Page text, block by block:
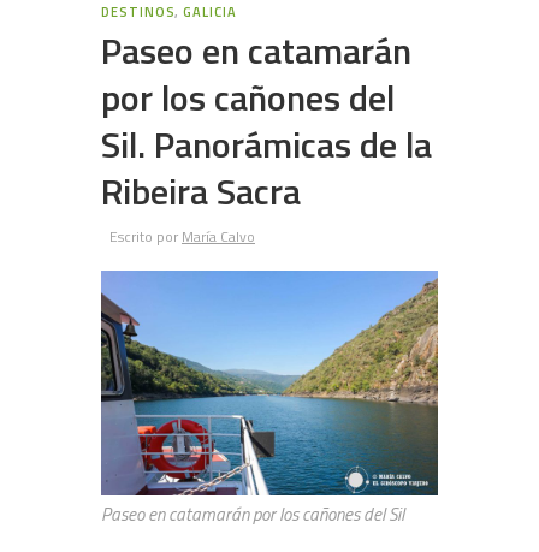
DESTINOS,GALICIA
Paseo en catamarán
por los cañones del
Sil. Panorámicas de la
Ribeira Sacra
Escrito por María Calvo
Paseo en catamarán por los cañones del Sil